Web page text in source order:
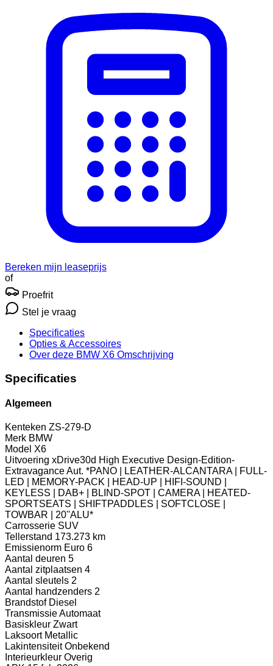
Bereken mijn leaseprijs
of
Proefrit
Stel je vraag
Specificaties
Opties & Accessoires
Over deze BMW X6 Omschrijving
Specificaties
Algemeen
Kenteken ZS-279-D
Merk BMW
Model X6
Uitvoering xDrive30d High Executive Design-Edition-
Extravagance Aut. *PANO | LEATHER-ALCANTARA | FULL-
LED | MEMORY-PACK | HEAD-UP | HIFI-SOUND |
KEYLESS | DAB+ | BLIND-SPOT | CAMERA | HEATED-
SPORTSEATS | SHIFTPADDLES | SOFTCLOSE |
TOWBAR | 20''ALU*
Carrosserie SUV
Tellerstand 173.273 km
Emissienorm Euro 6
Aantal deuren 5
Aantal zitplaatsen 4
Aantal sleutels 2
Aantal handzenders 2
Brandstof Diesel
TransmissieAutomaat
Basiskleur Zwart
Laksoort Metallic
Lakintensiteit Onbekend
Interieurkleur Overig